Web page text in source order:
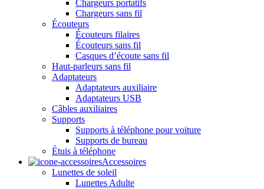
Chargeurs portatifs
Chargeurs sans fil
Écouteurs
Écouteurs filaires
Écouteurs sans fil
Casques d’écoute sans fil
Haut-parleurs sans fil
Adaptateurs
Adaptateurs auxiliaire
Adaptateurs USB
Câbles auxiliaires
Supports
Supports à téléphone pour voiture
Supports de bureau
Étuis à téléphone
Accessoires
Lunettes de soleil
Lunettes Adulte